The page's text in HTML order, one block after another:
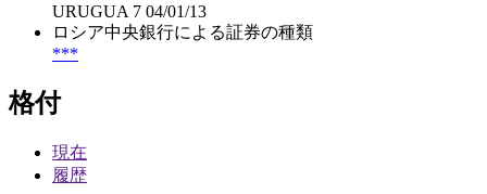
URUGUA 7 04/01/13
ロシア中央銀行による証券の種類
***
格付
現在
履歴